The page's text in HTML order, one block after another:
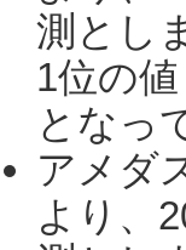
測とし
1位の
となっ
アメダ
より、